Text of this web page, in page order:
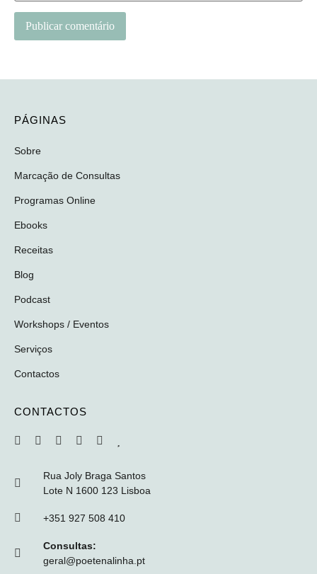
PÁGINAS
Sobre
Marcação de Consultas
Programas Online
Ebooks
Receitas
Blog
Podcast
Workshops / Eventos
Serviços
Contactos
CONTACTOS
Rua Joly Braga Santos
Lote N 1600 123 Lisboa
+351 927 508 410
Consultas:
geral@poetenalinha.pt